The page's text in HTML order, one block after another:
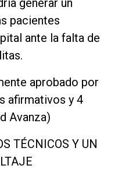
generar un
pacientes
ante la falta de
aprobado por
afirmativos y 4
Avanza)
TÉCNICOS Y UN